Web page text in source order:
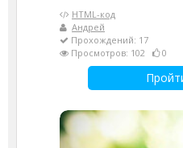
HTML-код
Андрей
Прохождений: 17
Просмотров: 102
0